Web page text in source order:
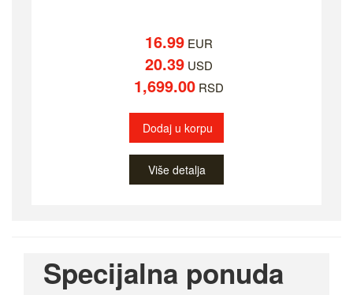
16.99EUR
20.39USD
1,699.00RSD
Dodaj u korpu
Više detalja
Specijalna ponuda